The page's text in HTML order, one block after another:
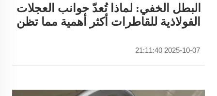
البطل الخفي: لماذا تُعدّ جوانب العجلات
الفولاذية للقاطرات أكثر أهمية مما تظن
2025-10-07 21:11:40